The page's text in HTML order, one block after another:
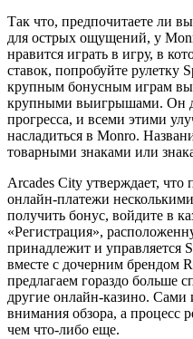
Так что, предпочитаете ли
для острых ощущений, у
нравится играть в игру, в
ставок, попробуйте рулетку
крупным бонусным играм вы
крупными выигрышами. Он
прогресса, и всеми этими
насладиться в Monro.
товарными знаками или
Arcades City утверждает, что
онлайн-платежи
получить бонус, войдите в
«Регистрация»,
принадлежит и управляется
вместе с дочерним брендом
предлагаем гораздо больше
другие онлайн-казино. Сами
внимания обзора, а процесс
чем что-либо еще.